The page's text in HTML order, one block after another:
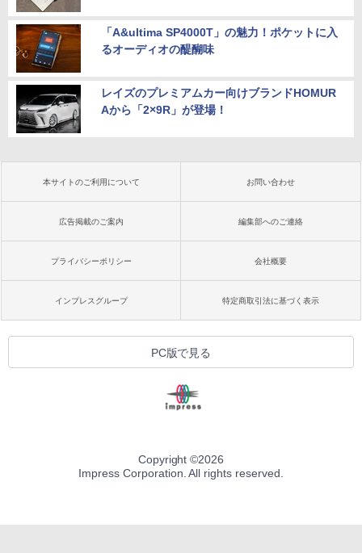
「A&ultima SP4000T」の魅力！ポケットに入
るオーディオの醍醐味
レイズのプレミアムカー向けブランドHOMUR
Aから「2×9R」が登場！
本サイトのご利用について お問い合わせ
広告掲載のご案内 編集部へのご連絡
プライバシーポリシー 会社概要
インプレスグループ 特定商取引法に基づく表示
PC版で見る
Copyright ©2026
Impress Corporation. All rights reserved.